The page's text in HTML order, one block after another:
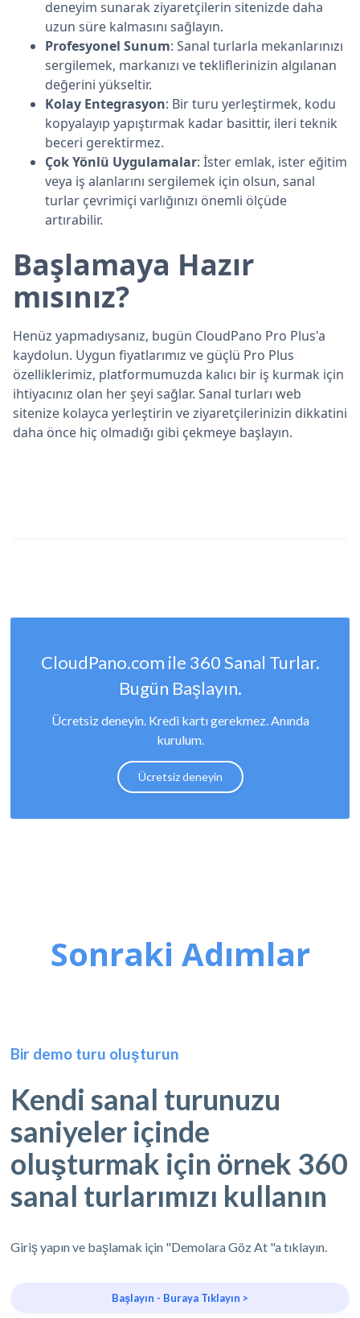
deneyim sunarak ziyaretçilerin sitenizde daha
uzun süre kalmasını sağlayın.
Profesyonel Sunum: Sanal turlarla mekanlarınızı
sergilemek, markanızı ve tekliflerinizin algılanan
değerini yükseltir.
Kolay Entegrasyon: Bir turu yerleştirmek, kodu
kopyalayıp yapıştırmak kadar basittir, ileri teknik
beceri gerektirmez.
Çok Yönlü Uygulamalar: İster emlak, ister eğitim
veya iş alanlarını sergilemek için olsun, sanal
turlar çevrimiçi varlığınızı önemli ölçüde
artırabilir.
Başlamaya Hazır
mısınız?
Henüz yapmadıysanız, bugün CloudPano Pro Plus'a
kaydolun. Uygun fiyatlarımız ve güçlü Pro Plus
özelliklerimiz, platformumuzda kalıcı bir iş kurmak için
ihtiyacınız olan her şeyi sağlar. Sanal turları web
sitenize kolayca yerleştirin ve ziyaretçilerinizin dikkatini
daha önce hiç olmadığı gibi çekmeye başlayın.
CloudPano.com ile 360 Sanal Turlar.
Bugün Başlayın.
Ücretsiz deneyin. Kredi kartı gerekmez. Anında
kurulum.
Ücretsiz deneyin
Sonraki Adımlar
Bir demo turu oluşturun
Kendi sanal turunuzu
saniyeler içinde
oluşturmak için örnek 360
sanal turlarımızı kullanın
Giriş yapın ve başlamak için "Demolara Göz At "a tıklayın.
Başlayın - Buraya Tıklayın >